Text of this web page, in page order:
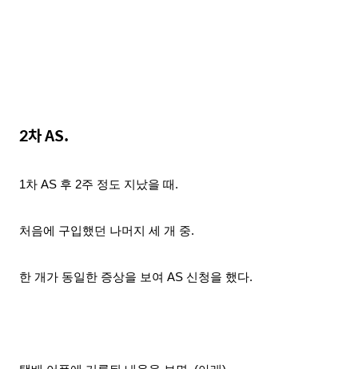
2차 AS.
1차 AS 후 2주 정 도 지났을 때.
처음에 구입했던 나머지 세 개 중.
한 개가 동일한 증상을 보여 AS 신청을 했다.